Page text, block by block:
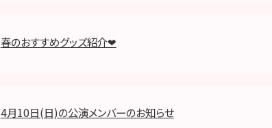
春のおすすめグッズ紹介❤
4月10日(日)の公演メンバーのお知らせ